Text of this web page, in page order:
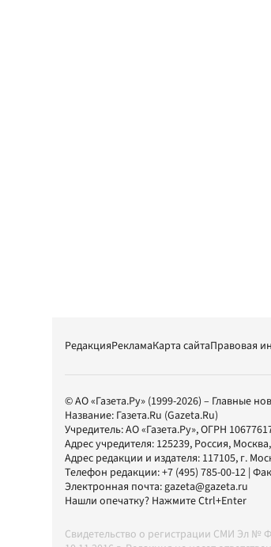
РедакцияРекламаКарта сайтаПравовая
© АО «Газета.Ру» (1999-2026) – Главные
Название: Газета.Ru (Gazeta.Ru)
Учредитель:АО «Газета.Ру», ОГРН
Адрес учредителя: 125239, Россия,
Адрес редакции и издателя: 117105, г.
Телефон редакции:+7 (495) 785-00-12 |
Электронная почта:gazeta@gazeta.ru
Нашли опечатку? Нажмите Ctrl+Enter
Свидетельство о регистрации СМИ Эл №